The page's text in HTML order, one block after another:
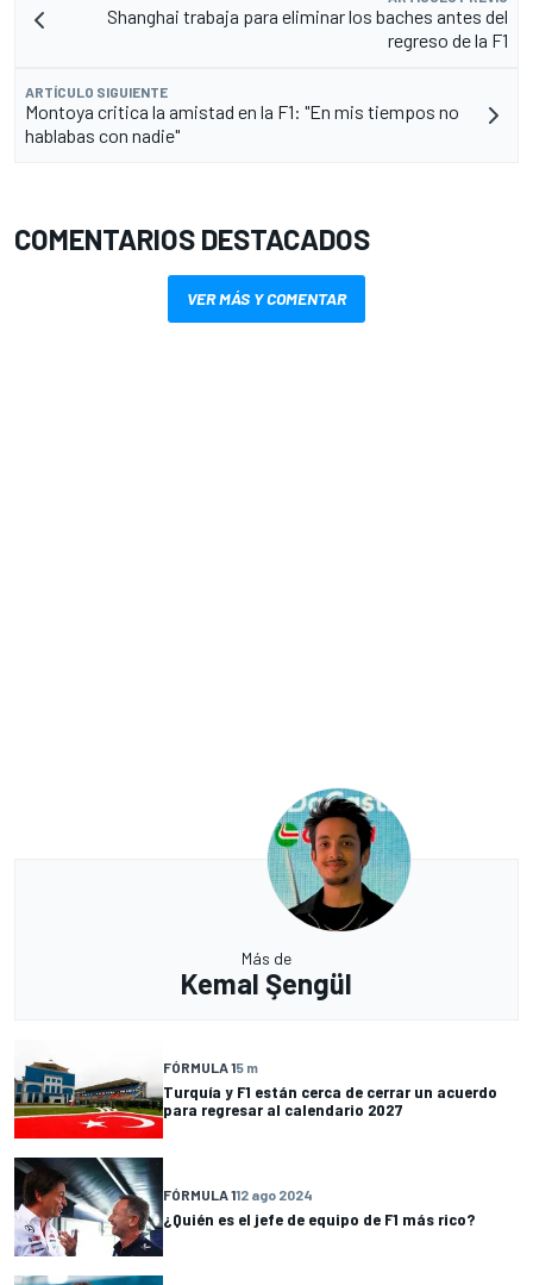
Shanghai trabaja para eliminar los baches antes del
regreso de la F1
ARTÍCULO SIGUIENTE
Montoya critica la amistad en la F1: "En mis tiempos no
hablabas con nadie"
COMENTARIOS DESTACADOS
VER MÁS Y COMENTAR
Más de
Kemal Şengül
FÓRMULA 15 m
Turquía y F1 están cerca de cerrar un acuerdo
para regresar al calendario 2027
FÓRMULA 112 ago 2024
¿Quién es el jefe de equipo de F1 más rico?